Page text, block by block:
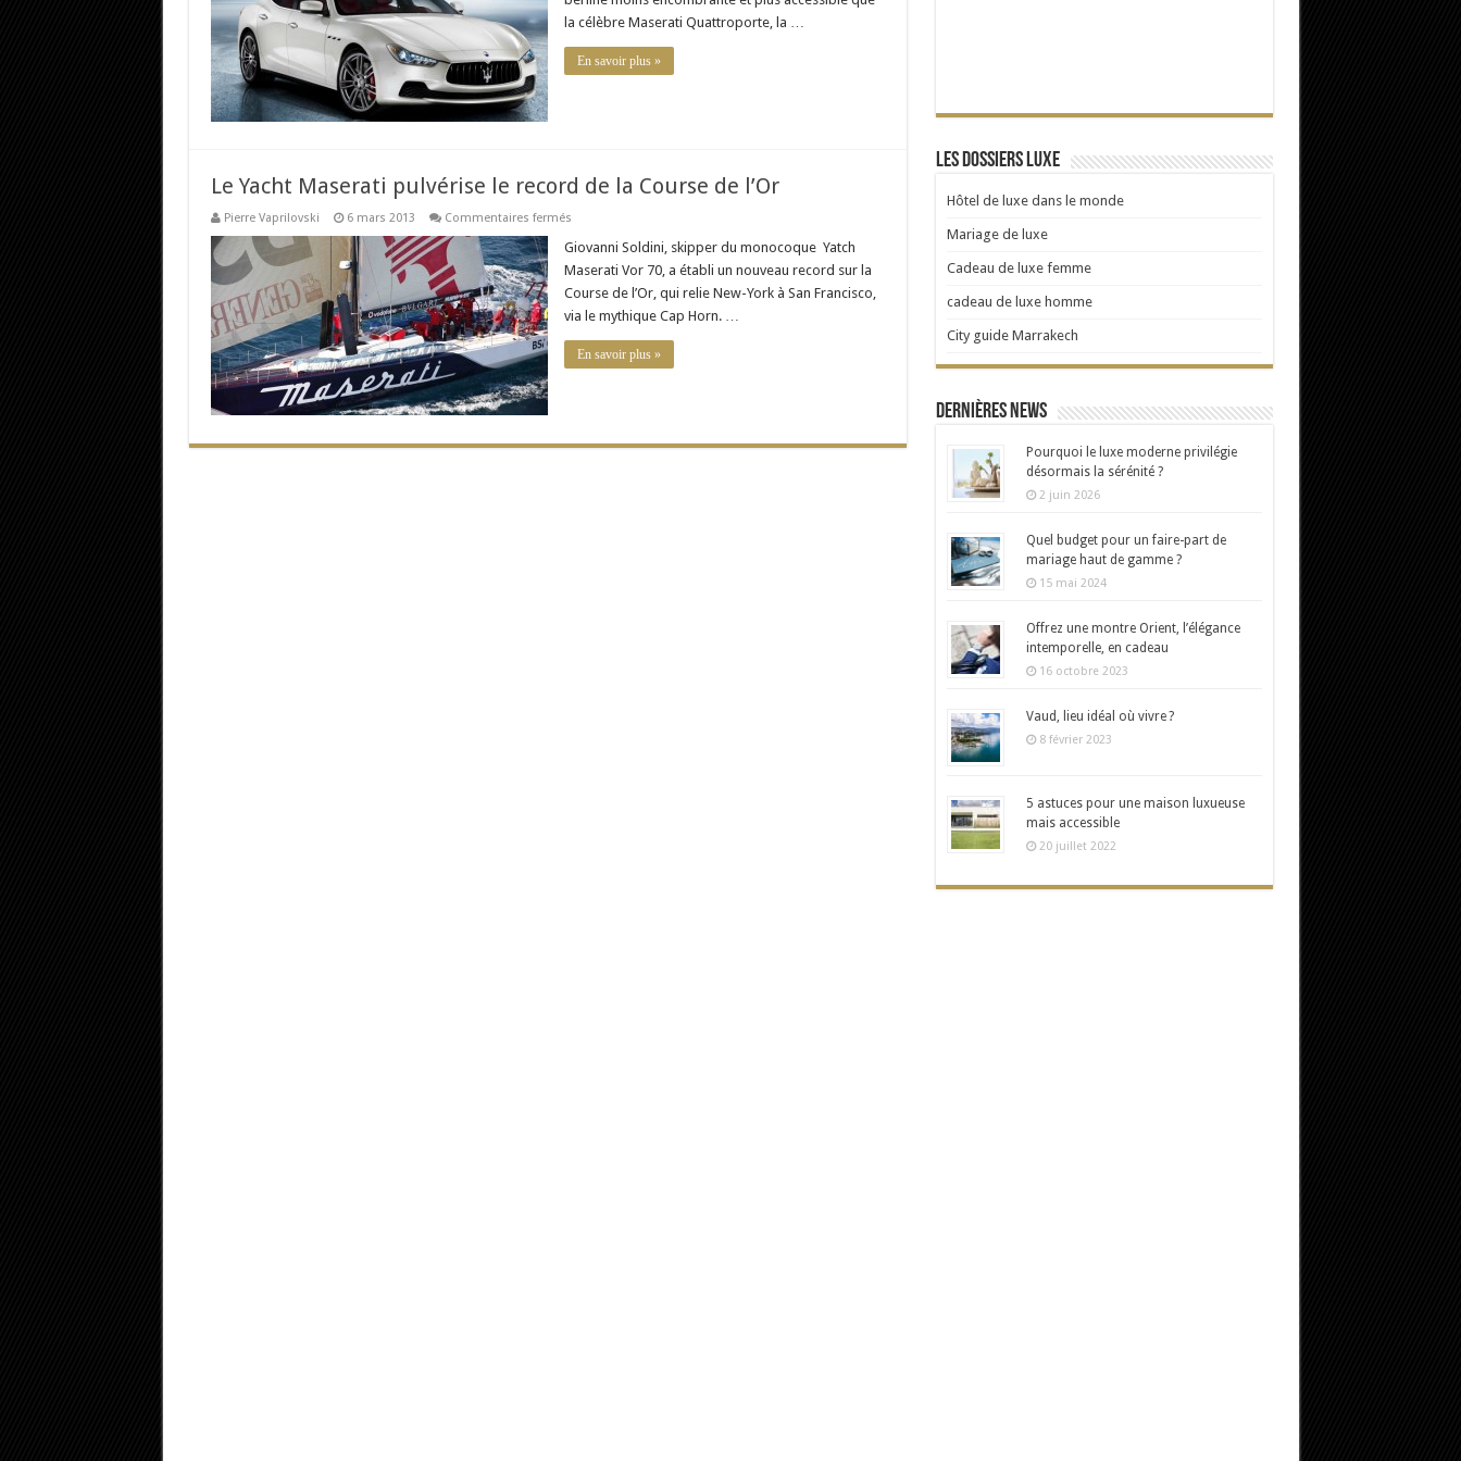
petite
sœur
la
fameuse
Quattroporte
la célèbre Maserati Quattroporte, la …
En savoir plus »
Le Yacht Maserati pulvérise le record de la Course de l’Or
Pierre Vaprilovski 6 mars 2013 Commentaires ferméssur
Yacht
pulvérise
le
record
de
Course
de
l’Or
Giovanni Soldini, skipper du monocoque Yatch
Maserati Vor 70, a établi un nouveau record sur la
Course de l’Or, qui relie New-York à San Francisco,
via le mythique Cap Horn. …
En savoir plus »
Les dossiers Luxe
Hôtel de luxe dans le monde
Mariage de luxe
Cadeau de luxe femme
cadeau de luxe homme
City guide Marrakech
Dernières news
Pourquoi le luxe moderne privilégie
désormais la sérénité ?
2 juin 2026
Quel budget pour un faire-part de
mariage haut de gamme ?
15 mai 2024
Offrez une montre Orient, l’élégance
intemporelle, en cadeau
16 octobre 2023
Vaud, lieu idéal où vivre ?
8 février 2023
5 astuces pour une maison luxueuse
mais accessible
20 juillet 2022